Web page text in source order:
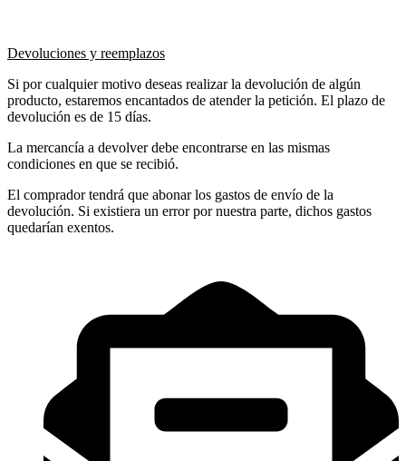
Devoluciones y reemplazos
Si por cualquier motivo deseas realizar la devolución de algún
producto, estaremos encantados de atender la petición. El plazo de
devolución es de 15 días.
La mercancía a devolver debe encontrarse en las mismas
condiciones en que se recibió.
El comprador tendrá que abonar los gastos de envío de la
devolución. Si existiera un error por nuestra parte, dichos gastos
quedarían exentos.